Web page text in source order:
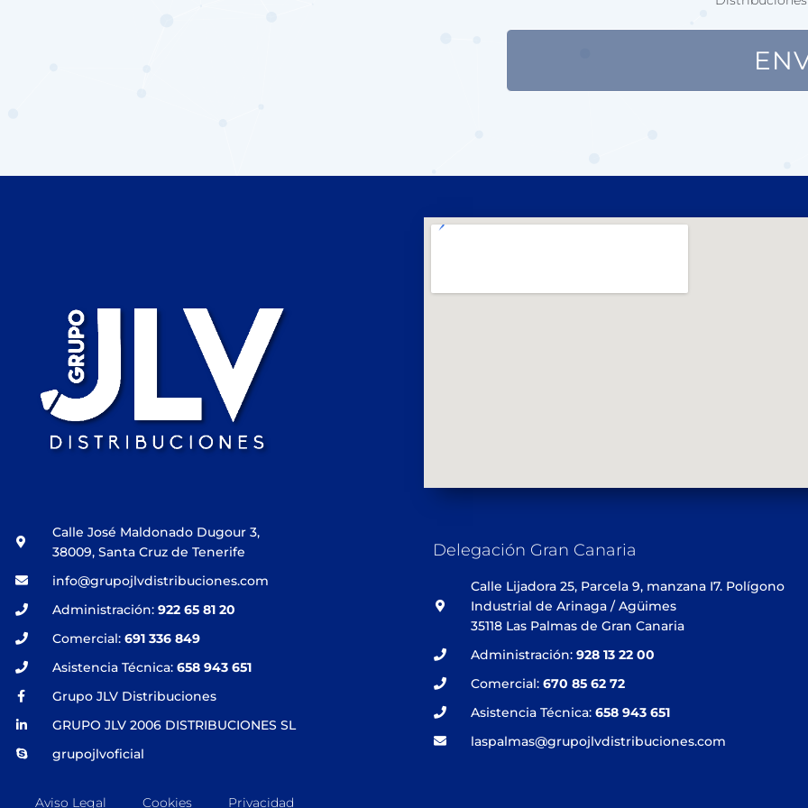
Calle José Maldonado Dugour 3,
38009, Santa Cruz de Tenerife
info@grupojlvdistribuciones.com
Administración: 922 65 81 20
Comercial: 691 336 849
Asistencia Técnica: 658 943 651
Grupo JLV Distribuciones
GRUPO JLV 2006 DISTRIBUCIONES SL
grupojlvoficial
Aviso Legal Cookies Privacidad
Delegación Gran Canaria
Calle Lijadora 25, Parcela 9, manzana I7. Polígono
Industrial de Arinaga / Agüimes
35118 Las Palmas de Gran Canaria
Administración:928 13 22 00
Comercial:670 85 62 72
Asistencia Técnica:658 943 651
laspalmas@grupojlvdistribuciones.com